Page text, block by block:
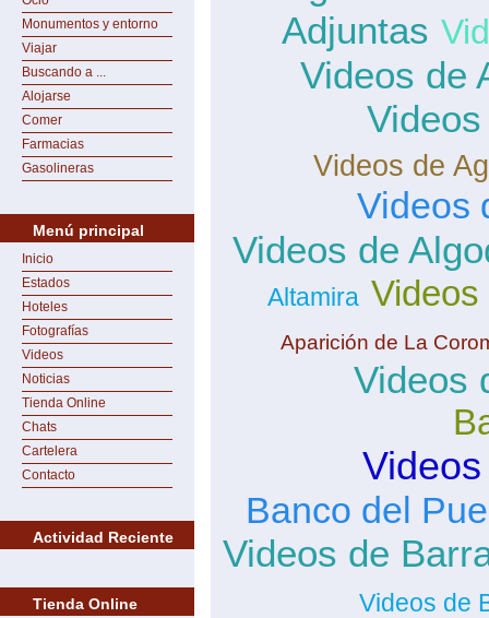
Monumentos y entorno
Viajar
Buscando a ...
Alojarse
Comer
Farmacias
Gasolineras
Menú principal
Inicio
Estados
Hoteles
Fotografías
Videos
Noticias
Tienda Online
Chats
Cartelera
Contacto
Actividad Reciente
Tienda Online
Adjuntas
Videos de
Videos de
Videos
Videos de
Altamira Videos
Aparición de La
Videos
Banco del
Videos de
Videos de